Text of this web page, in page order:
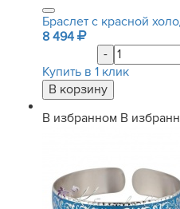
Браслет с красной
8 494
-
Купить в 1 клик
В избранном В